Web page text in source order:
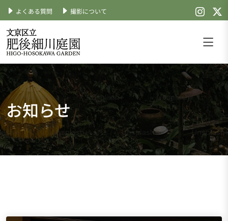
よくある質問 撮影について
Skip
to
content
文京区立肥後細川庭園
公式サイト
お知らせ